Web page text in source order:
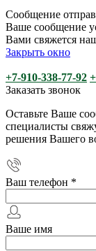
Сообщение
Ваше сообщение
Вами свяжется
Закрыть окно
+7-910-338-77-92
Заказать звонок
Оставьте Ваше
специалисты
решения Вашего
Ваш телефон *
Ваше имя